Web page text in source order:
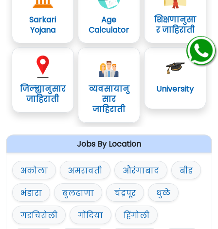
Sarkari
Yojana
Age
Calculator
शिक्षणानुसा
र जाहिराती
जिल्ह्यानुसार
जाहिराती
व्यवसायानु
सार
जाहिराती
University
Jobs By Location
अकोला अमरावती औरंगाबाद
बीड
भंडारा
बुलढाणा चंद्रपूर
धुळे
गडचिरोली
गोंदिया
हिंगोली